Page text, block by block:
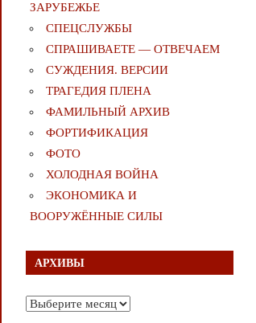
ЗАРУБЕЖЬЕ
СПЕЦСЛУЖБЫ
СПРАШИВАЕТЕ — ОТВЕЧАЕМ
СУЖДЕНИЯ. ВЕРСИИ
ТРАГЕДИЯ ПЛЕНА
ФАМИЛЬНЫЙ АРХИВ
ФОРТИФИКАЦИЯ
ФОТО
ХОЛОДНАЯ ВОЙНА
ЭКОНОМИКА И
ВООРУЖЁННЫЕ СИЛЫ
АРХИВЫ
Архивы